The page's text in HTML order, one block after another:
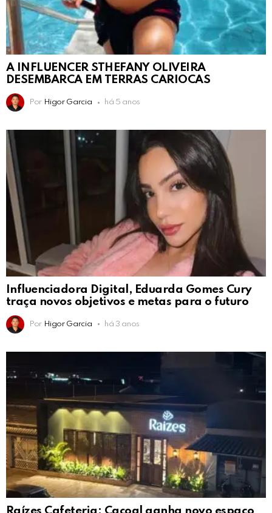
A INFLUENCER STHEFANY OLIVEIRA
DESEMBARCA EM TERRAS CARIOCAS
Por Higor Garcia há 5 anos
Influenciadora Digital, Eduarda Gomes Cury
traça novos objetivos e metas para o futuro
Por Higor Garcia há 3 anos
Raízes Cafeteria: Cacoal ganha novo espaço